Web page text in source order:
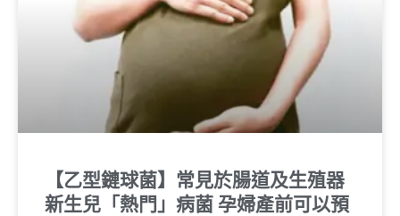
【乙型鏈球菌】常見於腸道及生殖器
新生兒「熱門」病菌 孕婦產前可以預